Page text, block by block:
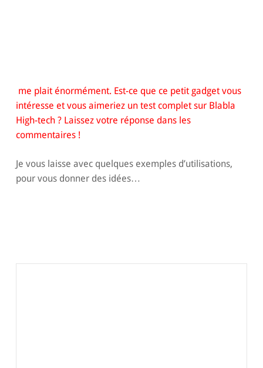
me plait énormément. Est-ce que ce petit gadget vous
intéresse et vous aimeriez un test complet sur Blabla
High-tech ? Laissez votre réponse dans les
commentaires !
Je vous laisse avec quelques exemples d’utilisations,
pour vous donner des idées…